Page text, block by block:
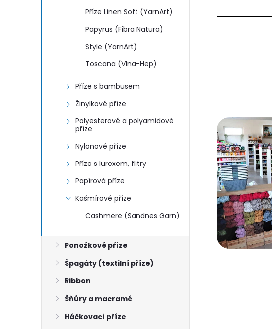
Příze Linen Soft (YarnArt)
Papyrus (Fibra Natura)
Style (YarnArt)
Toscana (Vlna-Hep)
Příze s bambusem
Žinylkové příze
Polyesterové a polyamidové
příze
Nylonové příze
Příze s lurexem, flitry
Papírová příze
Kašmírové příze
Cashmere (Sandnes Garn)
Ponožkové příze
Špagáty (textilní příze)
Ribbon
Šňůry a macramé
Háčkovací příze